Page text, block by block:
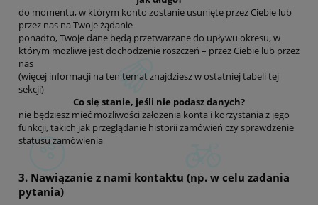
do momentu, w którym konto zostanie usunięte przez Ciebie lub
przez nas na Twoje żądanie
ponadto, Twoje dane będą przetwarzane do upływu okresu, w
którym możliwe jest dochodzenie roszczeń – przez Ciebie lub przez
nas
(więcej informacji na ten temat znajdziesz w ostatniej tabeli tej
sekcji)
Co się stanie, jeśli nie podasz danych?
nie będziesz mieć możliwości założenia konta i korzystania z jego
funkcji, takich jak przeglądanie historii zamówień czy sprawdzenie
statusu zamówienia
3. Nawiązanie z nami kontaktu (np. w celu zadania
pytania)